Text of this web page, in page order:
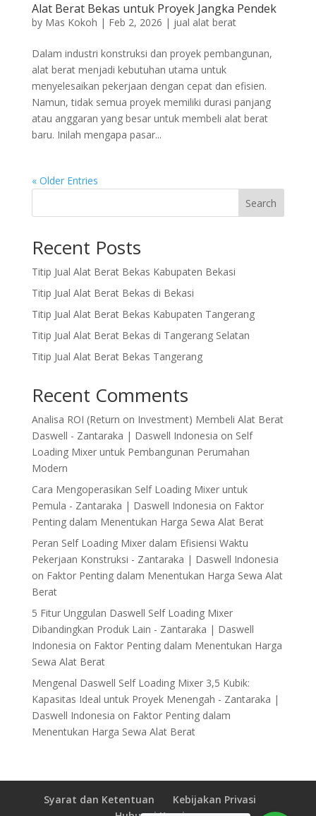
Alat Berat Bekas untuk Proyek Jangka Pendek
by Mas Kokoh | Feb 2, 2026 | jual alat berat
Dalam industri konstruksi dan proyek pembangunan,
alat berat menjadi kebutuhan utama untuk
menyelesaikan pekerjaan dengan cepat dan efisien.
Namun, tidak semua proyek memiliki durasi panjang
atau anggaran yang besar untuk membeli alat berat
baru. Inilah mengapa pasar...
« Older Entries
Search
Recent Posts
Titip Jual Alat Berat Bekas Kabupaten Bekasi
Titip Jual Alat Berat Bekas di Bekasi
Titip Jual Alat Berat Bekas Kabupaten Tangerang
Titip Jual Alat Berat Bekas di Tangerang Selatan
Titip Jual Alat Berat Bekas Tangerang
Recent Comments
Analisa ROI (Return on Investment) Membeli Alat Berat
Daswell - Zantaraka | Daswell Indonesia on Self
Loading Mixer untuk Pembangunan Perumahan
Modern
Cara Mengoperasikan Self Loading Mixer untuk
Pemula - Zantaraka | Daswell Indonesia on Faktor
Penting dalam Menentukan Harga Sewa Alat Berat
Peran Self Loading Mixer dalam Efisiensi Waktu
Pekerjaan Konstruksi - Zantaraka | Daswell Indonesia
on Faktor Penting dalam Menentukan Harga Sewa Alat
Berat
5 Fitur Unggulan Daswell Self Loading Mixer
Dibandingkan Produk Lain - Zantaraka | Daswell
Indonesia on Faktor Penting dalam Menentukan Harga
Sewa Alat Berat
Mengenal Daswell Self Loading Mixer 3,5 Kubik:
Kapasitas Ideal untuk Proyek Menengah - Zantaraka |
Daswell Indonesia on Faktor Penting dalam
Menentukan Harga Sewa Alat Berat
Syarat dan Ketentuan
Kebijakan Privasi